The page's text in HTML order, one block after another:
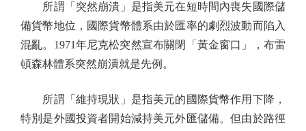
所謂「突然崩潰」是指美元在短時間內喪失國際儲
備貨幣地位，國際貨幣體系由於匯率的劇烈波動而陷入
混亂。1971年尼克松突然宣布關閉「黃金窗口」，布雷
頓森林體系突然崩潰就是先例。
所謂「維持現狀」是指美元的國際貨幣作用下降，
特別是外國投資者開始減持美元外匯儲備。但由於路徑